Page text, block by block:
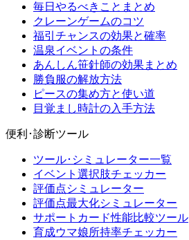
毎日やるべきことまとめ
クレーンゲームのコツ
福引チャンスの効果と確率
温泉イベントの条件
あんしん笹針師の効果まとめ
勝負服の解放方法
ピースの集め方と使い道
目覚まし時計の入手方法
便利･診断ツール
ツール･シミュレーター一覧
イベント選択肢チェッカー
評価点シミュレーター
評価点最大化シミュレーター
サポートカード性能比較ツール
育成ウマ娘所持率チェッカー